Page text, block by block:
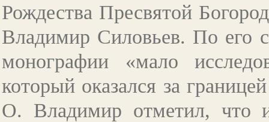
Рождества Пресвятой
Владимир Силовьев. По его
монографии «мало
который оказался за
О. Владимир отметил, что